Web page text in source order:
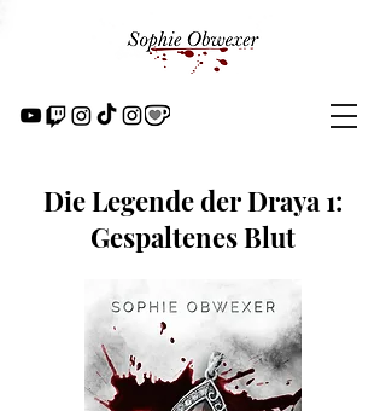
Die Legende der Draya 1:
Gespaltenes Blut